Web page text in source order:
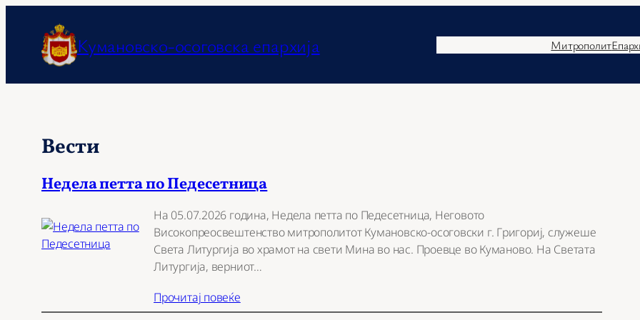
содржината
Кумановско-осоговска епархија Митрополит
Вести
Недела петта по Педесетница
На 05.07.2026 година, Недела петта по Педесетница, Неговото
Високопреосвештенство митрополитот Кумановско-осоговски г. Григориј, служеше
Света Литургија во храмот на свети Мина во нас. Проевце во Куманово. На Светата
Литургија, верниот…
Прочитај повеќе